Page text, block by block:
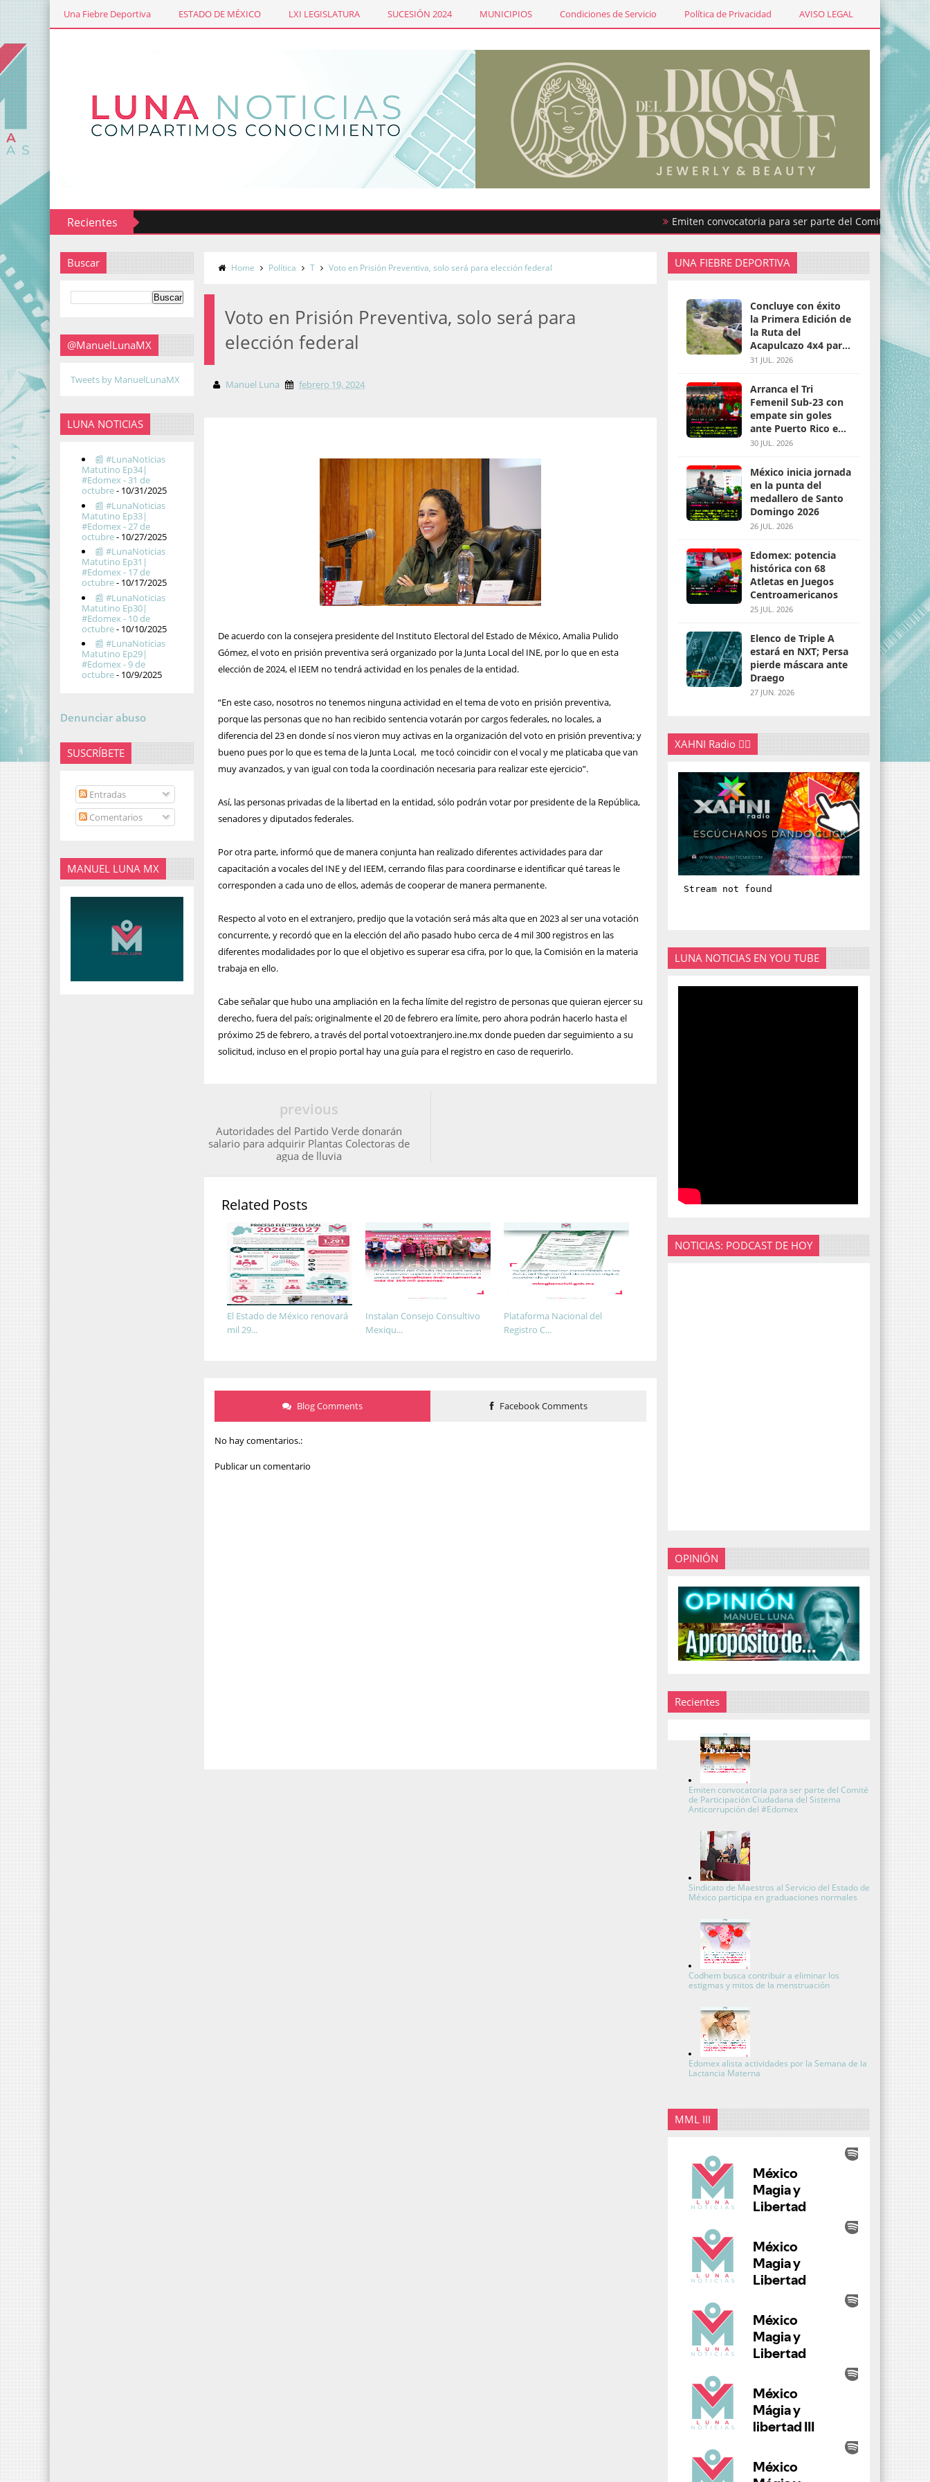
Una Fiebre Deportiva ESTADO DE MÉXICO LXI LEGISLATURA SUCESIÓN 2024 MUNICIPIOS Condiciones de Servicio Política de Privacidad AVISO LEGAL
Recientes Emiten convocatoria para ser parte del Comité de
Buscar
@ManuelLunaMX
Tweets by ManuelLunaMX
LUNA NOTICIAS
📰 #LunaNoticias
Matutino Ep34|
#Edomex - 31 de
octubre- 10/31/2025
📰 #LunaNoticias
Matutino Ep33|
#Edomex - 27 de
octubre- 10/27/2025
📰 #LunaNoticias
Matutino Ep31|
#Edomex - 17 de
octubre- 10/17/2025
📰 #LunaNoticias
Matutino Ep30|
#Edomex - 10 de
octubre- 10/10/2025
📰 #LunaNoticias
Matutino Ep29|
#Edomex - 9 de
octubre- 10/9/2025
Denunciar abuso
SUSCRÍBETE
Entradas
Comentarios
MANUEL LUNA MX
Home Política T Voto en Prisión Preventiva, solo será para elección federal
Voto en Prisión Preventiva, solo será para
elección federal
Manuel Luna febrero 19, 2024
De acuerdo con la consejera presidente del Instituto Electoral del Estado de México, Amalia Pulido
Gómez, el voto en prisión preventiva será organizado por la Junta Local del INE, por lo que en esta
elección de 2024, el IEEM no tendrá actividad en los penales de la entidad.
“En este caso, nosotros no tenemos ninguna actividad en el tema de voto en prisión preventiva,
porque las personas que no han recibido sentencia votarán por cargos federales, no locales, a
diferencia del 23 en donde sí nos vieron muy activas en la organización del voto en prisión preventiva; y
bueno pues por lo que es tema de la Junta Local, me tocó coincidir con el vocal y me platicaba que van
muy avanzados, y van igual con toda la coordinación necesaria para realizar este ejercicio”.
Así, las personas privadas de la libertad en la entidad, sólo podrán votar por presidente de la República,
senadores y diputados federales.
Por otra parte, informó que de manera conjunta han realizado diferentes actividades para dar
capacitación a vocales del INE y del IEEM, cerrando filas para coordinarse e identificar qué tareas le
corresponden a cada uno de ellos, además de cooperar de manera permanente.
Respecto al voto en el extranjero, predijo que la votación será más alta que en 2023 al ser una votación
concurrente, y recordó que en la elección del año pasado hubo cerca de 4 mil 300 registros en las
diferentes modalidades por lo que el objetivo es superar esa cifra, por lo que, la Comisión en la materia
trabaja en ello.
Cabe señalar que hubo una ampliación en la fecha límite del registro de personas que quieran ejercer su
derecho, fuera del país; originalmente el 20 de febrero era límite, pero ahora podrán hacerlo hasta el
próximo 25 de febrero, a través del portal votoextranjero.ine.mx donde pueden dar seguimiento a su
solicitud, incluso en el propio portal hay una guía para el registro en caso de requerirlo.
previous
Autoridades del Partido Verde donarán
salario para adquirir Plantas Colectoras de
agua de lluvia
Related Posts
Plataforma Nacional del
Registro C...
Instalan Consejo Consultivo
Mexiqu...
El Estado de México renovará
mil 29...
Blog Comments Facebook Comments
No hay comentarios.:
Publicar un comentario
UNA FIEBRE DEPORTIVA
Concluye con éxito
la Primera Edición de
la Ruta del
Acapulcazo 4x4 para
parejas
31 JUL. 2026
Arranca el Tri
Femenil Sub-23 con
empate sin goles
ante Puerto Rico en
Santo Domingo 2026
30 JUL. 2026
México inicia jornada
en la punta del
medallero de Santo
Domingo 2026
26 JUL. 2026
Edomex: potencia
histórica con 68
Atletas en Juegos
Centroamericanos
25 JUL. 2026
Elenco de Triple A
estará en NXT; Persa
pierde máscara ante
Draego
27 JUN. 2026
XAHNI Radio 👇🏽
LUNA NOTICIAS EN YOU TUBE
NOTICIAS: PODCAST DE HOY
OPINIÓN
Recientes
Emiten convocatoria para ser parte del Comité
de Participación Ciudadana del Sistema
Anticorrupción del #Edomex
Sindicato de Maestros al Servicio del Estado de
México participa en graduaciones normales
Codhem busca contribuir a eliminar los
estigmas y mitos de la menstruación
Edomex alista actividades por la Semana de la
Lactancia Materna
MML III